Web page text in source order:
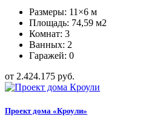
Размеры: 11×6 м
Площадь: 74,59 м2
Комнат: 3
Ванных: 2
Гаражей: 0
от 2.424.175 руб.
Проект дома «Кроули»